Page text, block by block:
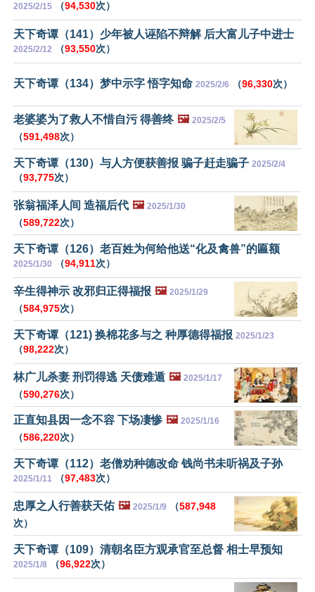
2025/2/15 （94,530次）
天下奇谭（141）少年被人诬陷不辩解 后大富儿子中进士
2025/2/12 （93,550次）
天下奇谭（134）梦中示字 悟字知命 2025/2/6 （96,330次）
老婆婆为了救人不惜自污 得善终 🖼️ 2025/2/5
（591,498次）
天下奇谭（130）与人方便获善报 骗子赶走骗子 2025/2/4
（93,775次）
张翁福泽人间 造福后代 🖼️ 2025/1/30
（589,722次）
天下奇谭（126）老百姓为何给他送“化及禽兽”的匾额
2025/1/30 （94,911次）
辛生得神示 改邪归正得福报 🖼️ 2025/1/29
（584,975次）
天下奇谭（121) 换棉花多与之 种厚德得福报 2025/1/23
（98,222次）
林广儿杀妻 刑罚得逃 天债难遁 🖼️ 2025/1/17
（590,276次）
正直知县因一念不容 下场凄惨 🖼️ 2025/1/16
（586,220次）
天下奇谭（112）老僧劝种德改命 钱尚书未听祸及子孙
2025/1/11 （97,483次）
忠厚之人行善获天佑 🖼️ 2025/1/9 （587,948
次）
天下奇谭（109）清朝名臣方观承官至总督 相士早预知
2025/1/8 （96,922次）